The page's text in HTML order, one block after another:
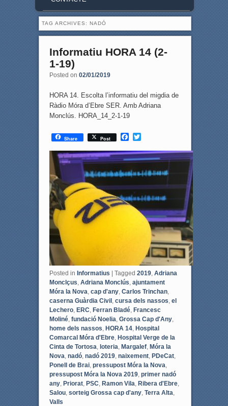
TAG ARCHIVES: NADÓ
Informatiu HORA 14 (2-
1-19)
Posted on 02/01/2019
HORA 14. Escolta l’informatiu del migdia de
Ràdio Móra d’Ebre SER. Amb Adriana
Monclús. HORA_14_2-1-19
Share Post
F
c
e
b
o
o
k
T
i
t
t
e
r
Posted in Informatius | Tagged 2019, Adriana
Monclçus Adriana Monclús ajuntament
Móra la Nova cap d'any, Carlos Trinchan,
caserna Guàrdia Civil, cursa dels nassos el
Lechero, ERC Ferran Bladé, Francesc
Moliné, fundació Noelia Grossa Cap d'Any,
home dels nassos HORA 14, Hospital
Comarcal Móra d'Ebre, Hospital Verge de la
Cinta de Tortosa loteria Margalef, Móra la
Nova nadó, nadó 2019, naixement, PDeCat,
Ponell de Brai, pressupost Móra la Nova
pressupost Móra la Nova 2019, primer nadó
any, Priorat, PSC Ramon Vila Ribera d'Ebre,
Salou, sorteig Grossa cap d'any, Terra Alta
Valls